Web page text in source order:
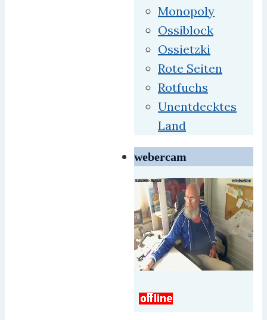
Monopoly
Ossiblock
Ossietzki
Rote Seiten
Rotfuchs
Unentdecktes
Land
webercam